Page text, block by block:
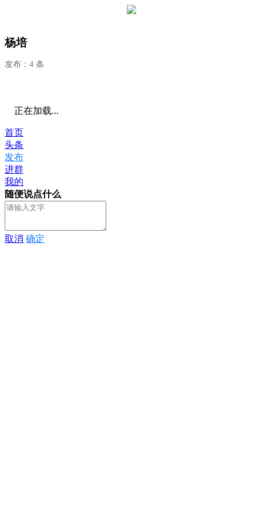
杨培
发布：4 条
正在加载...
首页
头条
发布
进群
我的
随便说点什么
取消 确定